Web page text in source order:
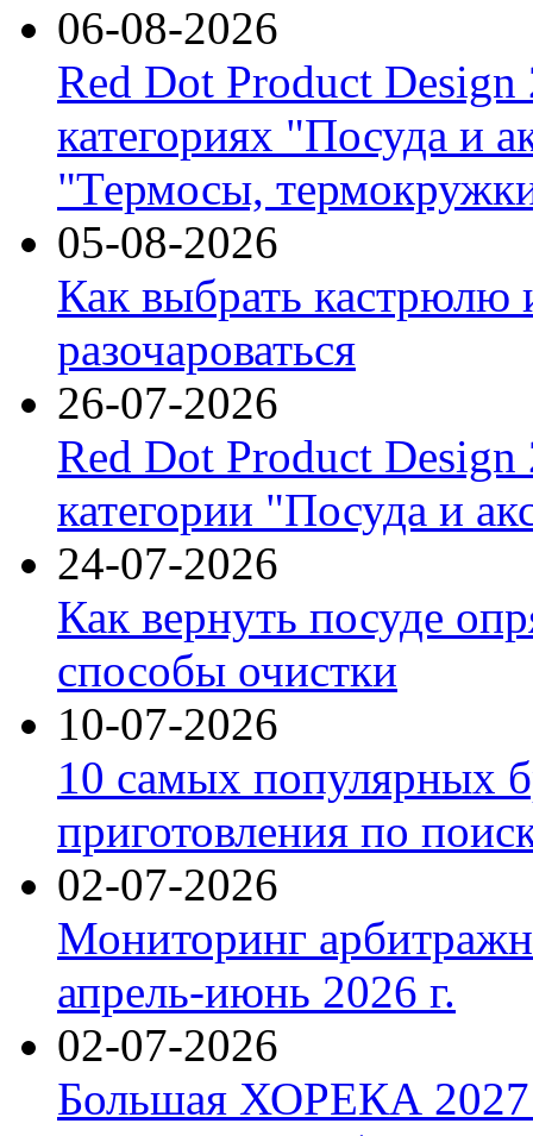
06-08-2026
Red Dot Product Design
категориях "Посуда и
"Термосы,
05-08-2026
Как выбрать кастрюлю
разочароваться
26-07-2026
Red Dot Product Design
категории "Посуда и
24-07-2026
Как вернуть посуде
способы очистки
10-07-2026
10 самых популярных
приготовления по
02-07-2026
Мониторинг
апрель-июнь 2026 г.
02-07-2026
Большая ХОРЕКА 2027: